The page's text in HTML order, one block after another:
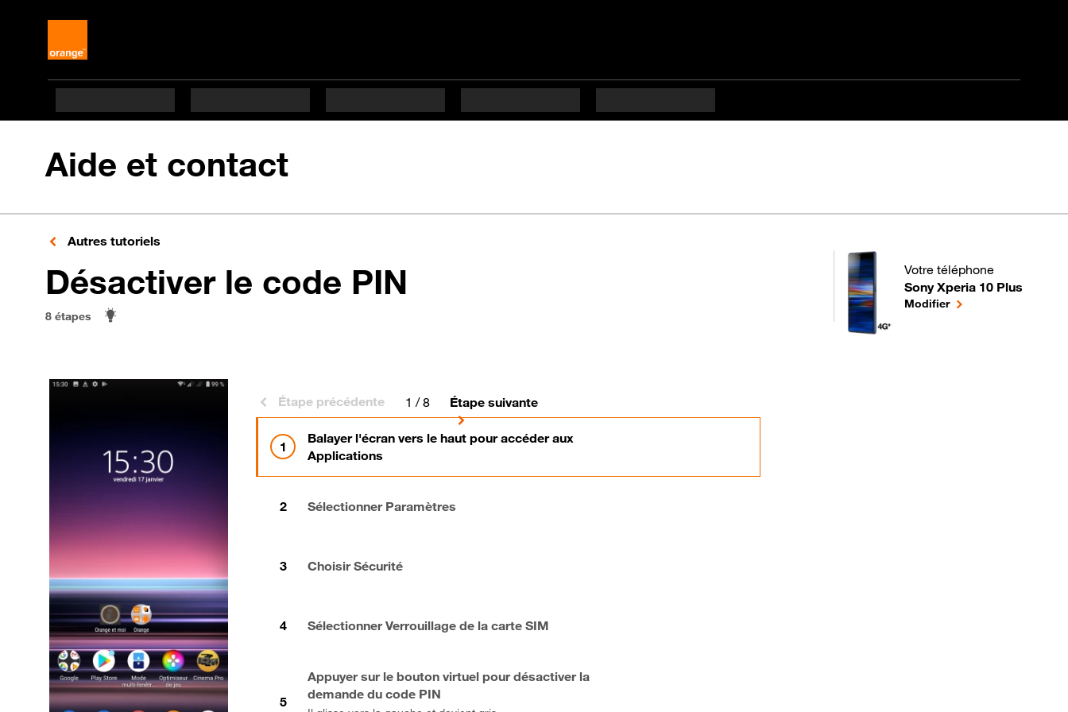
Aide et contact
Autres tutoriels
Désactiver le code PIN
8 étapes
Votre téléphone
Sony Xperia 10 Plus
pour votre Sony Xperia 10
Modifierle téléphone
Étape précédente 1 / 8 Étape suivante
Balayer l'écran vers le haut pour accéder aux
Applications
Sélectionner Paramètres
Choisir Sécurité
Sélectionner Verrouillage de la carte SIM
Appuyer sur le bouton virtuel pour désactiver la
demande du code PIN